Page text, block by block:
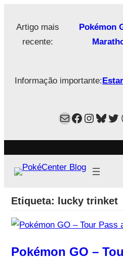
paraArtigo mais
recente:
Pokémon
Informação importante:
MailFacebook
Etiqueta: lucky trinket
Pokémon GO –